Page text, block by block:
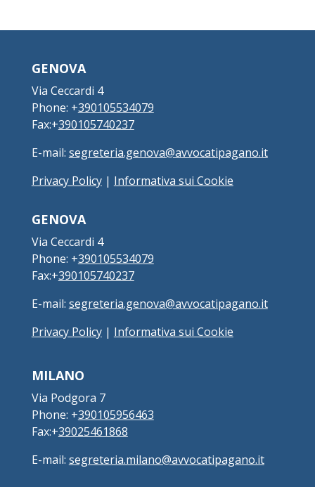
GENOVA
Via Ceccardi 4
Phone: +390105534079
Fax:+390105740237
E-mail: segreteria.genova@avvocatipagano.it
Privacy Policy| Informativa sui Cookie
GENOVA
Via Ceccardi 4
Phone: +390105534079
Fax:+390105740237
E-mail: segreteria.genova@avvocatipagano.it
Privacy Policy| Informativa sui Cookie
MILANO
Via Podgora 7
Phone: +390105956463
Fax:+39025461868
E-mail: segreteria.milano@avvocatipagano.it